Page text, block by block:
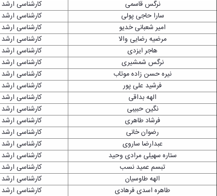
نرگس قاسمی
کارشناسی ارشد
سارا حاجی پولی
کارشناسی ارشد
امیر شعبانی خدیو
کارشناسی ارشد
مرضیه رضایی والا
کارشناسی ارشد
هاجر ایزدی
کارشناسی ارشد
نرگس شمشیری
کارشناسی ارشد
نیره حسن زاده موتاب
کارشناسی ارشد
فرشید علی پور
کارشناسی ارشد
الهه بداقی
کارشناسی ارشد
نگین حبیبی
کارشناسی ارشد
فرشاد طاهری
کارشناسی ارشد
رضوان خانی
کارشناسی ارشد
عبدارضا ساروی
کارشناسی ارشد
ستاره سهیلی مرادی وحید
کارشناسی ارشد
تبسم عمید نسب
کارشناسی ارشد
الهه طاوسیان
کارشناسی ارشد
طاهره اسدی فرهادی
کارشناسی ارشد